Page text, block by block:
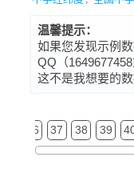
温馨提示：
如果您发现示例
QQ（1649677458
这不是我想要的数
36 37 38 39